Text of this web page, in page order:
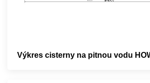
Výkres cisterny na pitnou vodu